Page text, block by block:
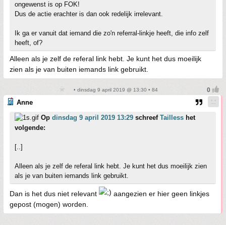
ongewenst is op FOK!
Dus de actie erachter is dan ook redelijk irrelevant.
Ik ga er vanuit dat iemand die zo'n referral-linkje heeft, die info zelf
heeft, of?
Alleen als je zelf de referal link hebt. Je kunt het dus moeilijk
zien als je van buiten iemands link gebruikt.
• dinsdag 9 april 2019 @ 13:30 • 84
Anne
Op dinsdag 9 april 2019 13:29 schreef Tailless het
volgende:
[..]
Alleen als je zelf de referal link hebt. Je kunt het dus moeilijk zien
als je van buiten iemands link gebruikt.
Dan is het dus niet relevant
aangezien er hier geen linkjes
gepost (mogen) worden.